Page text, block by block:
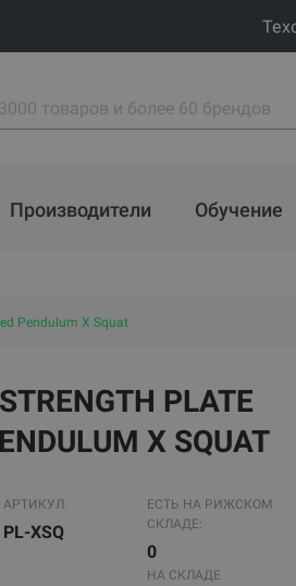
Производители Обучение
Pendulum X Squat
PLATE
X SQUAT
АРТИКУЛ
PL-XSQ
ЕСТЬ НА РИЖСКОМ
СКЛАДЕ:
0
НА СКЛАДЕ